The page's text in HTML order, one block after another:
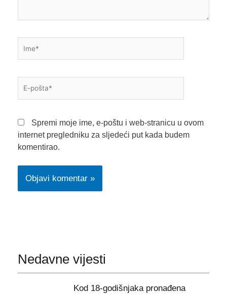
pošta*
Spremi moje ime, e-poštu i web-stranicu u ovom
internet pregledniku za sljedeći put kada budem
komentirao.
Nedavne vijesti
Kod 18-godišnjaka pronađena